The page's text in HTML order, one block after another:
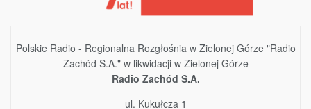
Polskie Radio - Regionalna Rozgłośnia w Zielonej Górze "Radio
Zachód S.A." w likwidacji w Zielonej Górze
Radio Zachód S.A.
ul. Kukułcza 1